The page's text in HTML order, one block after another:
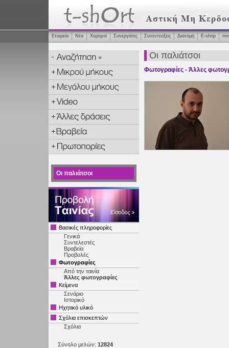
Εταιρεία Νέα Χορηγοί Συνεργάτες Συνεντεύξεις Διανομή Ε-shop
Οι παλιάτσοι
Βασικές πληροφορίες
Γενικά
Συντελεστές
Βραβεία
Προβολές
Φωτογραφίες
Από την ταινία
Άλλες φωτογραφίες
Κείμενα
Σενάριο
Ιστορικό
Ηχητικό υλικό
Σχόλια επισκεπτών
Σχόλια
Σύνολο μελών: 12824
Οι παλιάτσοι
Φωτογραφίες - Άλλες